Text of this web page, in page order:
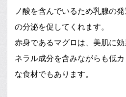
ノ酸を含んでいるため乳腺の
の分泌を促してくれます。
赤身であるマグロは、美肌に
ネラル成分を含みながらも低
な食材でもあります。